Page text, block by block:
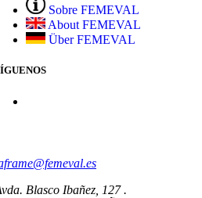
Sobre FEMEVAL
About FEMEVAL
Über FEMEVAL
Blasco Ibañez, 127 .